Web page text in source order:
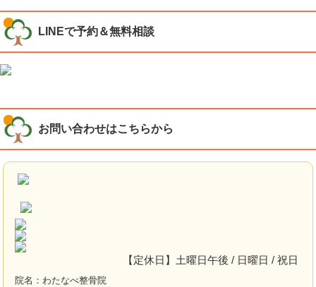
LINEで予約＆無料相談
お問い合わせはこちらから
【定休日】土曜日午後 / 日曜日 / 祝日
院名：わたなべ整骨院